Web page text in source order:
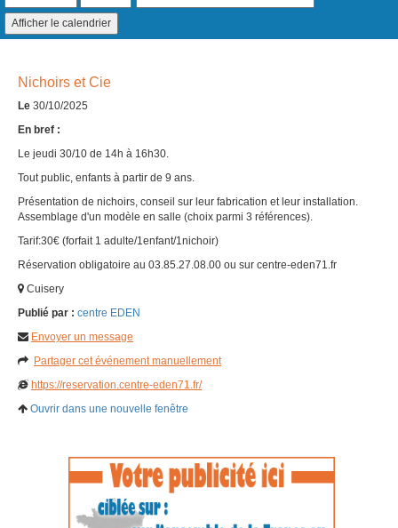
Nichoirs et Cie
Le 30/10/2025
En bref :
Le jeudi 30/10 de 14h à 16h30.
Tout public, enfants à partir de 9 ans.
Présentation de nichoirs, conseil sur leur fabrication et leur installation.
Assemblage d'un modèle en salle (choix parmi 3 références).
Tarif:30€ (forfait 1 adulte/1enfant/1nichoir)
Réservation obligatoire au 03.85.27.08.00 ou sur centre-eden71.fr
Cuisery
Publié par : centre EDEN
Envoyer un message
Partager cet événement manuellement
https://reservation.centre-eden71.fr/
Ouvrir dans une nouvelle fenêtre